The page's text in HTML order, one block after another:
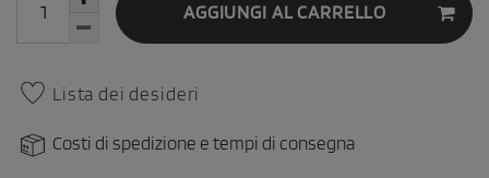
AGGIUNGI AL CARRELLO
Lista dei desideri
Costi di spedizione e tempi di consegna